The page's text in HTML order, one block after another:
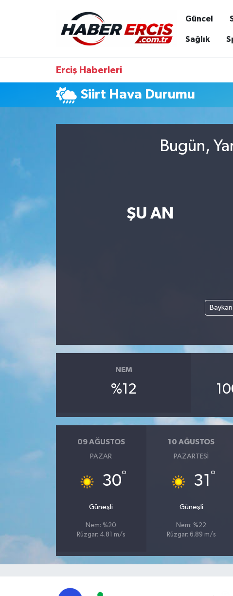
Güncel
Sağlık
Erciş Haberleri
Siirt Hava Durumu
Bugün,
ŞU AN
Baykan
NEM
%12
09 AĞUSTOS
PAZAR
30°
Güneşli
Nem: %20
Rüzgar: 4.81 m/s
10 AĞUSTOS
PAZARTESI
31 °
Güneşli
Nem: %22
Rüzgar: 6.89 m/s